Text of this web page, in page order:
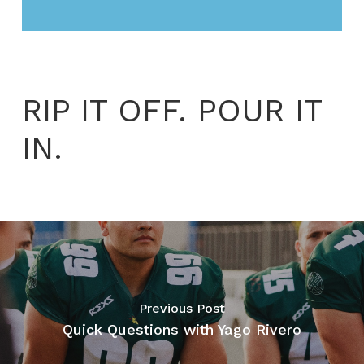
RIP IT OFF. POUR IT
IN.
Previous Post
Quick Questions with Yago Rivero